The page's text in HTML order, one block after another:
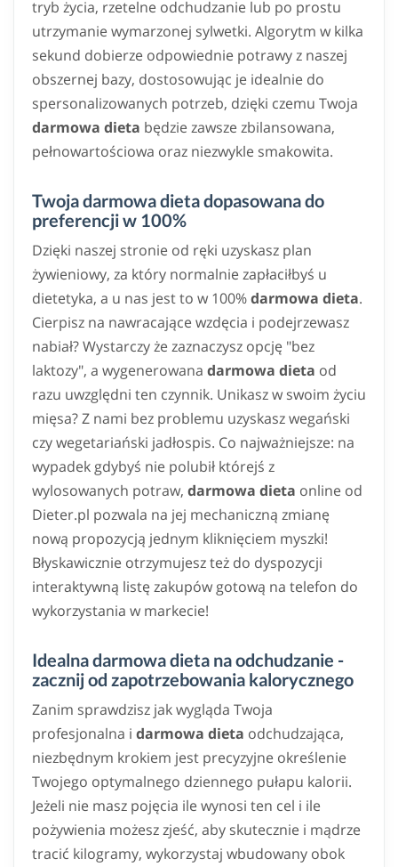
tryb życia, rzetelne odchudzanie lub po prostu
utrzymanie wymarzonej sylwetki. Algorytm w kilka
sekund dobierze odpowiednie potrawy z naszej
obszernej bazy, dostosowując je idealnie do
spersonalizowanych potrzeb, dzięki czemu Twoja
darmowa dieta będzie zawsze zbilansowana,
pełnowartościowa oraz niezwykle smakowita.
Twoja darmowa dieta dopasowana do
preferencji w 100%
Dzięki naszej stronie od ręki uzyskasz plan
żywieniowy, za który normalnie zapłaciłbyś u
dietetyka, a u nas jest to w 100%darmowa dieta.
Cierpisz na nawracające wzdęcia i podejrzewasz
nabiał? Wystarczy że zaznaczysz opcję "bez
laktozy", a wygenerowana darmowa dieta od
razu uwzględni ten czynnik. Unikasz w swoim życiu
mięsa? Z nami bez problemu uzyskasz wegański
czy wegetariański jadłospis. Co najważniejsze: na
wypadek gdybyś nie polubił którejś z
wylosowanych potraw, darmowa dieta online od
Dieter.pl pozwala na jej mechaniczną zmianę
nową propozycją jednym kliknięciem myszki!
Błyskawicznie otrzymujesz też do dyspozycji
interaktywną listę zakupów gotową na telefon do
wykorzystania w markecie!
Idealna darmowa dieta na odchudzanie -
zacznij od zapotrzebowania kalorycznego
Zanim sprawdzisz jak wygląda Twoja
profesjonalna i darmowa dieta odchudzająca,
niezbędnym krokiem jest precyzyjne określenie
Twojego optymalnego dziennego pułapu kalorii.
Jeżeli nie masz pojęcia ile wynosi ten cel i ile
pożywienia możesz zjeść, aby skutecznie i mądrze
tracić kilogramy, wykorzystaj wbudowany obok